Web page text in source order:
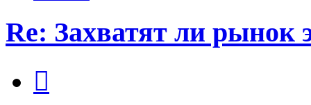
Re: Захватят ли рынок